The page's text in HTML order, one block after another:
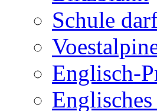
Schule
Englisch-